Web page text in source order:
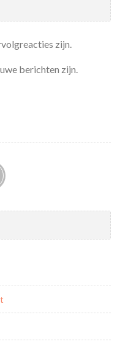
zijn.
berichten zijn.